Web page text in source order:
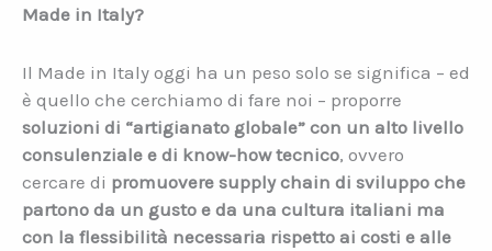
Made in Italy?
Il Made in Italy oggi ha un peso solo se significa – ed
è quello che cerchiamo di fare noi – proporre
soluzioni di “artigianato globale” con un alto livello
consulenziale e di know-how tecnico, ovvero
cercare di promuovere supply chain di sviluppo che
partono da un gusto e da una cultura italiani ma
con la flessibilità necessaria rispetto ai costi e alle